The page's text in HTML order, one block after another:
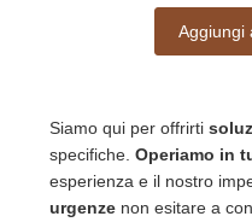
Aggiungi
Siamo qui per offrirti
specifiche. Operiamo in
esperienza e il nostro
urgenze non esitare a